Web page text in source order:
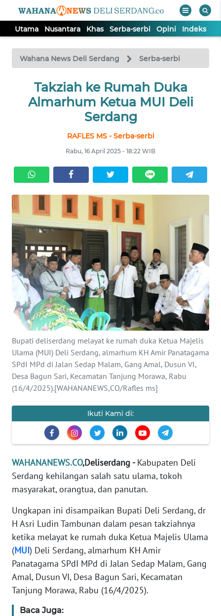
Utama Nusantara Khas Serba-serbi Opini Indeks
Wahana News Deli Serdang Serba-serbi
Takziah ke Rumah Duka
Almarhum Ketua MUI Deli
Serdang
RAFLES MS - Serba-serbi
Rabu, 16 April 2025 - 18:22 WIB
Bupati deliserdang melayat ke rumah duka Ketua Majelis
Ulama (MUI) Deli Serdang, almarhum KH Amir Panatagama
SPdI MPd di Jalan Sedap Malam, Gang Amal, Dusun VI,
Desa Bagun Sari, Kecamatan Tanjung Morawa, Rabu
(16/4/2025).[WAHANANEWS,CO/Rafles ms]
Ikuti Kami di:
WAHANANEWS.CO,Deliserdang -Kabupaten Deli
Serdang kehilangan salah satu ulama, tokoh
masyarakat, orangtua, dan panutan.
Ungkapan ini disampaikan Bupati Deli Serdang, dr
H Asri Ludin Tambunan dalam pesan takziahnya
ketika melayat ke rumah duka Ketua Majelis Ulama
(MUI) Deli Serdang, almarhum KH Amir
Panatagama SPdI MPd di Jalan Sedap Malam, Gang
Amal, Dusun VI, Desa Bagun Sari, Kecamatan
Tanjung Morawa, Rabu (16/4/2025).
Baca Juga:
TV
Tutup
UTAMA
SERBA-
SERBI
OPINI
Informasi
INDEKS
BERITA
KONTAK
KAMI
INFO
IKLAN
TENTANG
KAMI
SIBER
REDAKSI
KARIR
Wahana
News
Regional
WN
SUMUT
WN